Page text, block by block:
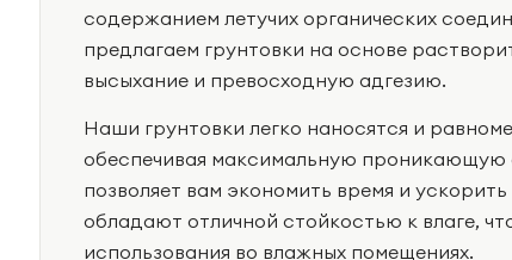
содержанием летучих органических
предлагаем грунтовки на основе
высыхание и превосходную адгезию.
Наши грунтовки легко наносятся и
обеспечивая максимальную
позволяет вам экономить время и
обладают отличной стойкостью к влаге,
использования во влажных помещениях.